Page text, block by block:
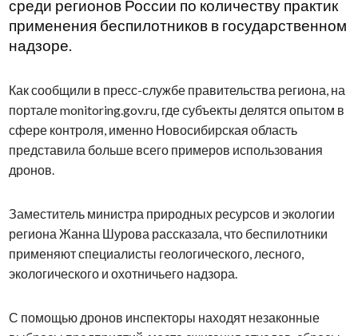
среди регионов России по количеству практик
применения беспилотников в государственном
надзоре.
Как сообщили в пресс-службе правительства региона, на
портале monitoring.gov.ru, где субъекты делятся опытом в
сфере контроля, именно Новосибирская область
представила больше всего примеров использования
дронов.
Заместитель министра природных ресурсов и экологии
региона Жанна Шурова рассказала, что беспилотники
применяют специалисты геологического, лесного,
экологического и охотничьего надзора.
С помощью дронов инспекторы находят незаконные